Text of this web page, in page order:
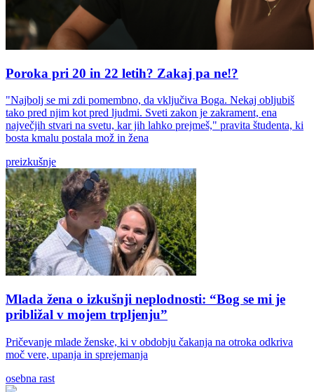
Poroka pri 20 in 22 letih? Zakaj pa ne!?
"Najbolj se mi zdi pomembno, da vključiva Boga. Nekaj obljubiš
tako pred njim kot pred ljudmi. Sveti zakon je zakrament, ena
največjih stvari na svetu, kar jih lahko prejmeš," pravita študenta, ki
bosta kmalu postala mož in žena
preizkušnje
Mlada žena o izkušnji neplodnosti: “Bog se mi je
približal v mojem trpljenju”
Pričevanje mlade ženske, ki v obdobju čakanja na otroka odkriva
moč vere, upanja in sprejemanja
osebna rast